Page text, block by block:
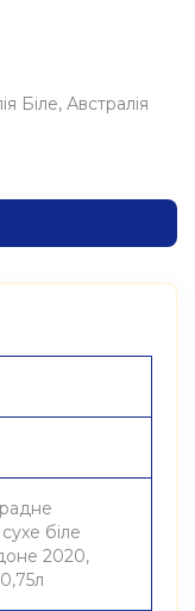
Біле Австралія
біле
2020,